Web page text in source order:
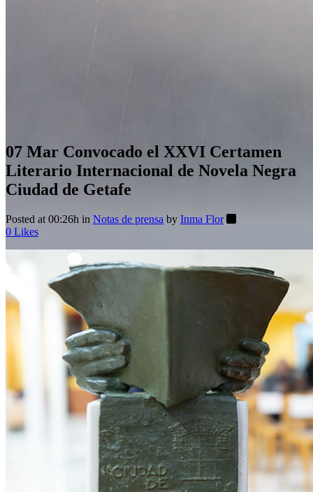
07 Mar Convocado el XXVI Certamen
Literario Internacional de Novela Negra
Ciudad de Getafe
Posted at 00:26h in Notas de prensa by Inma Flor
0 Likes